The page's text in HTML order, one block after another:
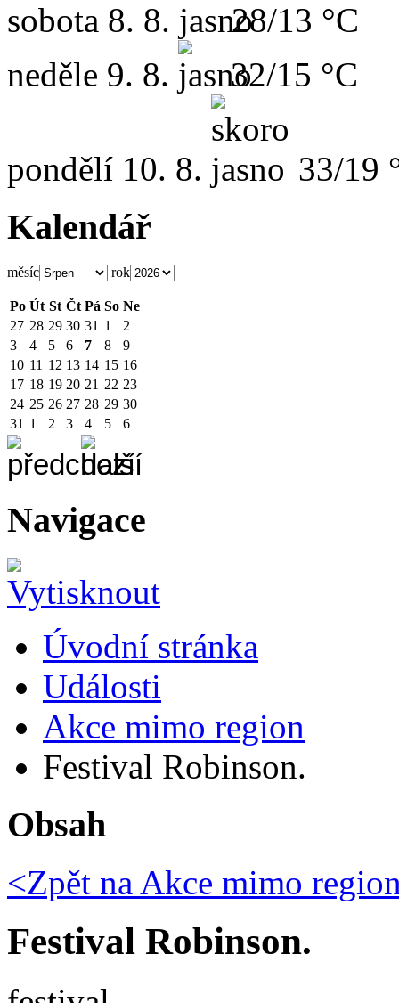
sobota 8. 8.
28/13 °C
neděle 9. 8. 32/15 °C
pondělí 10. 8. 33/19
Kalendář
měsíc rok
Po Út St Čt Pá So Ne
27 28 29 30 31 1
2
3
4 5 6 7 8
9
10 11 12 13 14 15 16
17 18 19 20 21 22 23
24 25 26 27 28 29 30
31 1 2 3 4 5 6
Navigace
Úvodní stránka
Události
Akce mimo region
Festival Robinson.
Obsah
<Zpět na Akce mimo
Festival Robinson.